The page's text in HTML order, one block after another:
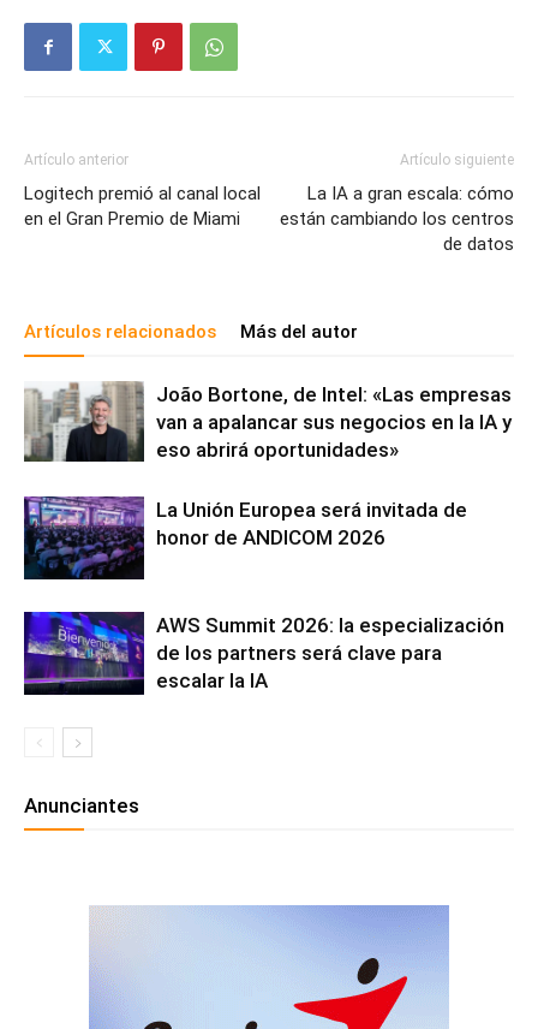
Artículo anterior
Logitech premió al canal local
en el Gran Premio de Miami
Artículo siguiente
La IA a gran escala: cómo
están cambiando los centros
de datos
Artículos relacionados Más del autor
João Bortone, de Intel: «Las empresas
van a apalancar sus negocios en la IA y
eso abrirá oportunidades»
La Unión Europea será invitada de
honor de ANDICOM 2026
AWS Summit 2026: la especialización
de los partners será clave para
escalar la IA
Anunciantes